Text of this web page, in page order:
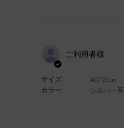
ご利用者様
サイズ
カラー
40/25cm
シルバー系